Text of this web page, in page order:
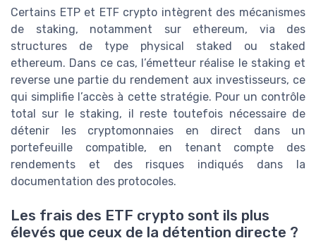
Certains ETP et ETF crypto intègrent des mécanismes
de staking, notamment sur ethereum, via des
structures de type physical staked ou staked
ethereum. Dans ce cas, l’émetteur réalise le staking et
reverse une partie du rendement aux investisseurs, ce
qui simplifie l’accès à cette stratégie. Pour un contrôle
total sur le staking, il reste toutefois nécessaire de
détenir les cryptomonnaies en direct dans un
portefeuille compatible, en tenant compte des
rendements et des risques indiqués dans la
documentation des protocoles.
Les frais des ETF crypto sont ils plus
élevés que ceux de la détention directe ?